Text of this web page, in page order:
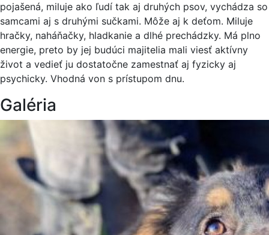
pojašená, miluje ako ľudí tak aj druhých psov, vychádza so
samcami aj s druhými sučkami. Môže aj k deťom. Miluje
hračky, naháňačky, hladkanie a dlhé prechádzky. Má plno
energie, preto by jej budúci majitelia mali viesť aktívny
život a vedieť ju dostatočne zamestnať aj fyzicky aj
psychicky. Vhodná von s prístupom dnu.
Galéria